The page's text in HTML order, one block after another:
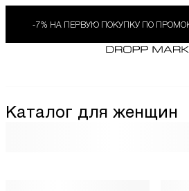
-7% НА ПЕРВУЮ ПОКУПКУ ПО
Каталог для женщин